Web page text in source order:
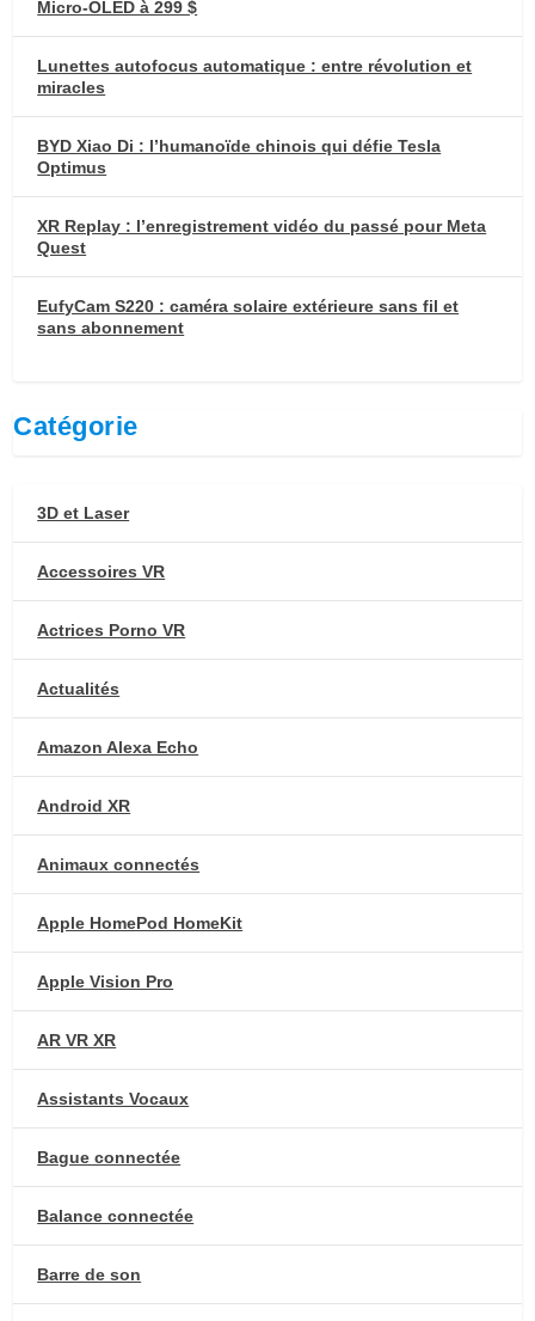
Micro-OLED à 299 $
Lunettes autofocus automatique : entre révolution et
miracles
BYD Xiao Di : l’humanoïde chinois qui défie Tesla
Optimus
XR Replay : l’enregistrement vidéo du passé pour Meta
Quest
EufyCam S220 : caméra solaire extérieure sans fil et
sans abonnement
Catégorie
3D et Laser
Accessoires VR
Actrices Porno VR
Actualités
Amazon Alexa Echo
Android XR
Animaux connectés
Apple HomePod HomeKit
Apple Vision Pro
AR VR XR
Assistants Vocaux
Bague connectée
Balance connectée
Barre de son